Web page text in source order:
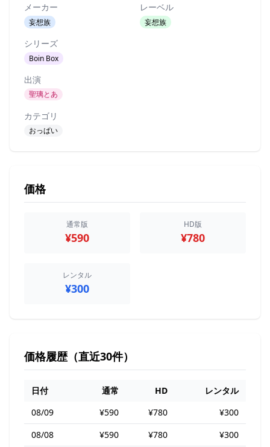
メーカー
妄想族
レーベル
妄想族
シリーズ
Boin Box
出演
聖璃とあ
カテゴリ
おっぱい
価格
通常版
¥590
HD版
¥780
レンタル
¥300
価格履歴（直近30件）
日付 通常 HD
レンタル
08/09
¥590 ¥780
¥300
08/08
¥590 ¥780 ¥300